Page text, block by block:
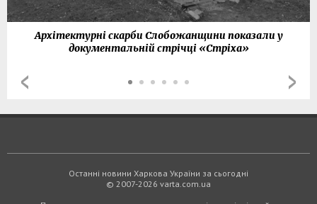
Архітектурні скарби Слобожанщини показали у
документальній стрічці «Стріха»
Останні новини Харкова України за сьогодні
© 2007-2026 varta.com.ua